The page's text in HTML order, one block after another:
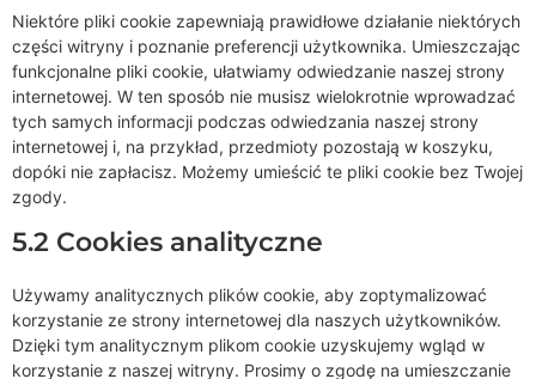
Niektóre pliki cookie zapewniają prawidłowe działanie niektórych
części witryny i poznanie preferencji użytkownika. Umieszczając
funkcjonalne pliki cookie, ułatwiamy odwiedzanie naszej strony
internetowej. W ten sposób nie musisz wielokrotnie wprowadzać
tych samych informacji podczas odwiedzania naszej strony
internetowej i, na przykład, przedmioty pozostają w koszyku,
dopóki nie zapłacisz. Możemy umieścić te pliki cookie bez Twojej
zgody.
5.2 Cookies analityczne
Używamy analitycznych plików cookie, aby zoptymalizować
korzystanie ze strony internetowej dla naszych użytkowników.
Dzięki tym analitycznym plikom cookie uzyskujemy wgląd w
korzystanie z naszej witryny. Prosimy o zgodę na umieszczanie